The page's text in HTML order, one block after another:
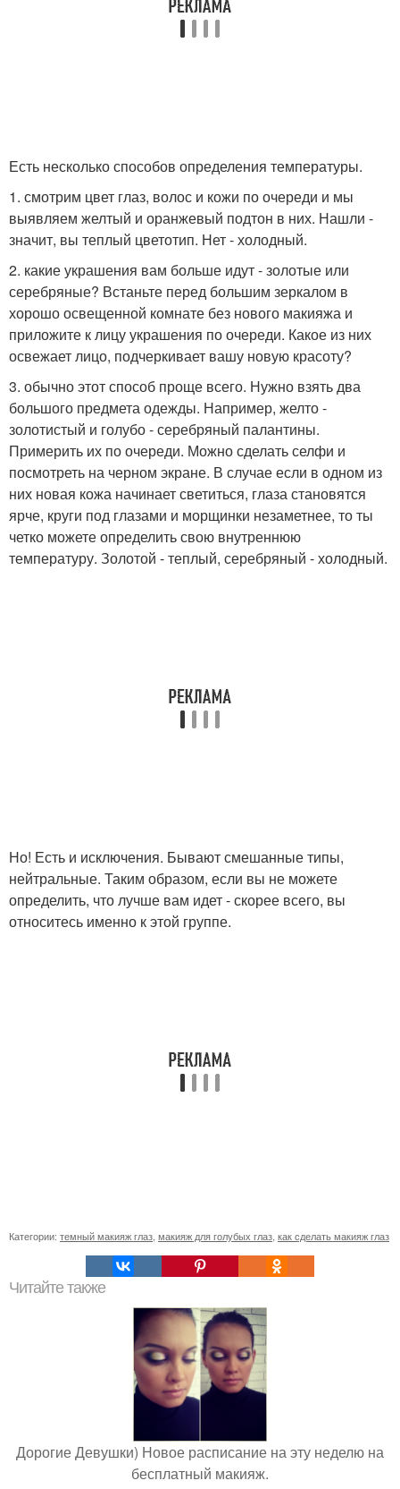
Есть несколько способов определения температуры.
1. смотрим цвет глаз, волос и кожи по очереди и мы
выявляем желтый и оранжевый подтон в них. Нашли -
значит, вы теплый цветотип. Нет - холодный.
2. какие украшения вам больше идут - золотые или
серебряные? Встаньте перед большим зеркалом в
хорошо освещенной комнате без нового макияжа и
приложите к лицу украшения по очереди. Какое из них
освежает лицо, подчеркивает вашу новую красоту?
3. обычно этот способ проще всего. Нужно взять два
большого предмета одежды. Например, желто -
золотистый и голубо - серебряный палантины.
Примерить их по очереди. Можно сделать селфи и
посмотреть на черном экране. В случае если в одном из
них новая кожа начинает светиться, глаза становятся
ярче, круги под глазами и морщинки незаметнее, то ты
четко можете определить свою внутреннюю
температуру. Золотой - теплый, серебряный - холодный.
Но! Есть и исключения. Бывают смешанные типы,
нейтральные. Таким образом, если вы не можете
определить, что лучше вам идет - скорее всего, вы
относитесь именно к этой группе.
Категории: темный макияж глаз макияж для голубых глаз как сделать макияж глаз
Читайте также
Дорогие Девушки) Новое расписание на эту неделю на
бесплатный макияж.